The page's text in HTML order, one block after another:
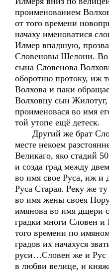
проименованием
от того времени
начаху именоватися
Илмер впадшую,
Словеновы Шелони.
сына Словенова
оборотню протоку, иж
Волхова и паки
Волховцу сын Жилотуг,
проименовася во имя
той утопе ещё детеск.
Другий же брат
месте некоем
Великаго, яко стадий
и созда град между
во имя свое Руса, иж и
Руса Старая. Реку же
во имя жены своея
имянова во имя дщери
градки многи Словен
того времени по
градов их начахуся
руси…Словен же и Рус
в любви велице, и